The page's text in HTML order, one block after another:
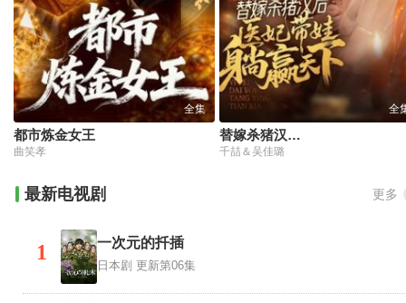
全集
都市炼金女王
曲笑孝
全
替嫁杀猪汉后，她靠医术权宠天下
千喆＆吴佳璐
最新电视剧 更多
1 一次元的扦插
日本剧 更新第06集